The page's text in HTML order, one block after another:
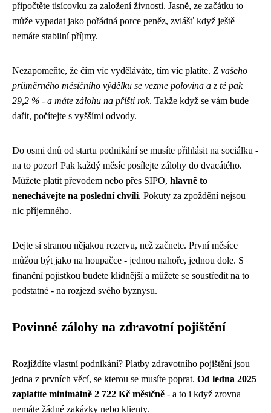
připočtěte tisícovku za založení živnosti. Jasně, ze začátku to
může vypadat jako pořádná porce peněz, zvlášť když ještě
nemáte stabilní příjmy.
Nezapomeňte, že čím víc vyděláváte, tím víc platíte. Z vašeho
průměrného měsíčního výdělku se vezme polovina a z té pak
29,2 % - a máte zálohu na příští rok. Takže když se vám bude
dařit, počítejte s vyššími odvody.
Do osmi dnů od startu podnikání se musíte přihlásit na sociálku -
na to pozor! Pak každý měsíc posílejte zálohy do dvacátého.
Můžete platit převodem nebo přes SIPO, hlavně to
nenechávejte na poslední chvíli. Pokuty za zpoždění nejsou
nic příjemného.
Dejte si stranou nějakou rezervu, než začnete. První měsíce
můžou být jako na houpačce - jednou nahoře, jednou dole. S
finanční pojistkou budete klidnější a můžete se soustředit na to
podstatné - na rozjezd svého byznysu.
Povinné zálohy na zdravotní pojištění
Rozjíždíte vlastní podnikání? Platby zdravotního pojištění jsou
jedna z prvních věcí, se kterou se musíte poprat. Od ledna 2025
zaplatíte minimálně 2 722 Kč měsíčně - a to i když zrovna
nemáte žádné zakázky nebo klienty.